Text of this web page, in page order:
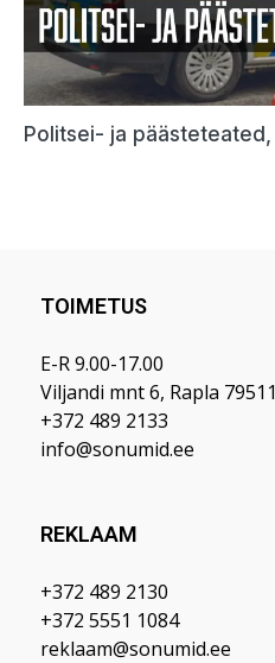
TOIMETUS
E-R 9.00-17.00
Viljandi mnt 6, Rapla 79511
+372 489 2133
info@sonumid.ee
REKLAAM
+372 489 2130
+372 5551 1084
reklaam@sonumid.ee